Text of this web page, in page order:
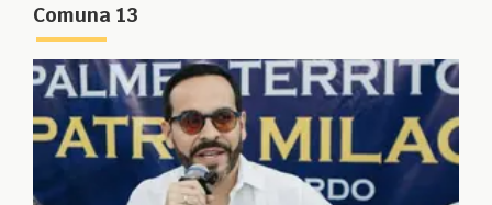
Comuna 13